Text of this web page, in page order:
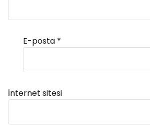
E-posta *
İnternet sitesi
Alternative: